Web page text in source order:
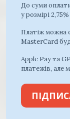
До суми
у розмірі 2,75%
Платіж можна
MasterCard
Apple Pay та
платежів, але